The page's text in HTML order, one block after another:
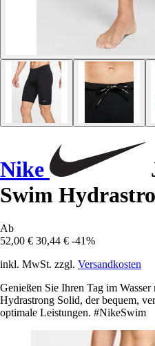
Nike
Swim
Ab
52,00 € 30,44 € -41%
inkl. MwSt. zzgl. Versandkosten
Genießen Sie Ihren Tag im
Hydrastrong Solid, der bequem,
optimale Leistungen. #NikeSwim